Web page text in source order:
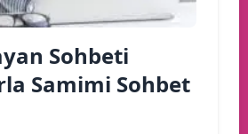
Sohbeti
Samimi Sohbet